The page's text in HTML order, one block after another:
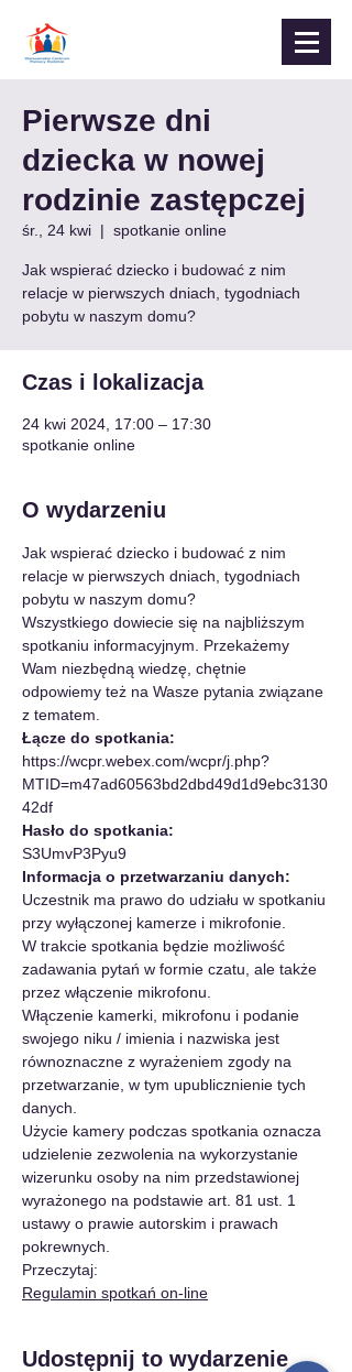
Pierwsze dni
dziecka w nowej
rodzinie zastępczej
śr., 24 kwi
  |
spotkanie online
Jak wspierać dziecko i budować z nim
relacje w pierwszych dniach, tygodniach
pobytu w naszym domu?
Czas i lokalizacja
24 kwi 2024, 17:00 – 17:30
spotkanie online
O wydarzeniu
Jak wspierać dziecko i budować z nim
relacje w pierwszych dniach, tygodniach
pobytu w naszym domu?
Wszystkiego dowiecie się na najbliższym
spotkaniu informacyjnym. Przekażemy
Wam niezbędną wiedzę, chętnie
odpowiemy też na Wasze pytania związane
z tematem.
Łącze do spotkania:
https://wcpr.webex.com/wcpr/j.php?
MTID=m47ad60563bd2dbd49d1d9ebc3130
42df
Hasło do spotkania:
S3UmvP3Pyu9
Informacja o przetwarzaniu danych:
Uczestnik ma prawo do udziału w spotkaniu
przy wyłączonej kamerze i mikrofonie.
W trakcie spotkania będzie możliwość
zadawania pytań w formie czatu, ale także
przez włączenie mikrofonu.
Włączenie kamerki, mikrofonu i podanie
swojego niku / imienia i nazwiska jest
równoznaczne z wyrażeniem zgody na
przetwarzanie, w tym upublicznienie tych
danych.
Użycie kamery podczas spotkania oznacza
udzielenie zezwolenia na wykorzystanie
wizerunku osoby na nim przedstawionej
wyrażonego na podstawie art. 81 ust. 1
ustawy o prawie autorskim i prawach
pokrewnych.
Przeczytaj:
Regulamin spotkań on-line
Udostępnij to wydarzenie